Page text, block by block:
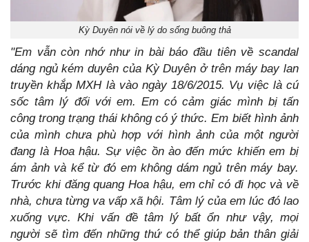
Kỳ Duyên nói về lý do sống buông thả
"Em vẫn còn nhớ như in bài báo đầu tiên về scandal
dáng ngủ kém duyên của Kỳ Duyên ở trên máy bay lan
truyền khắp MXH là vào ngày 18/6/2015. Vụ việc là cú
sốc tâm lý đối với em. Em có cảm giác mình bị tấn
công trong trạng thái không có ý thức. Em biết hình ảnh
của mình chưa phù hợp với hình ảnh của một người
đang là Hoa hậu. Sự việc ồn ào đến mức khiến em bị
ám ảnh và kể từ đó em không dám ngủ trên máy bay.
Trước khi đăng quang Hoa hậu, em chỉ có đi học và về
nhà, chưa từng va vấp xã hội. Tâm lý của em lúc đó lao
xuống vực. Khi vấn đề tâm lý bất ổn như vậy, mọi
người sẽ tìm đến những thứ có thể giúp bản thân giải